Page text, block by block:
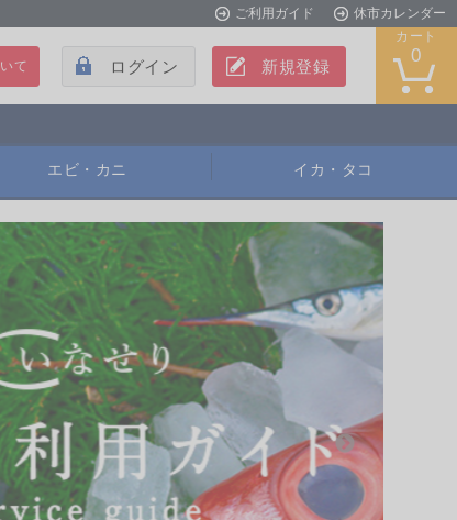
ご利用ガイド 休市カレンダー
て ログイン 新規登録
カート
0
エビ・カニ イカ・タコ